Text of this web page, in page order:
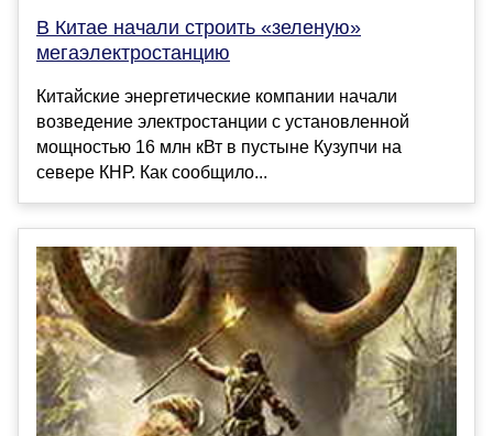
В Китае начали строить «зеленую»
мегаэлектростанцию
Китайские энергетические компании начали
возведение электростанции с установленной
мощностью 16 млн кВт в пустыне Кузупчи на
севере КНР. Как сообщило...